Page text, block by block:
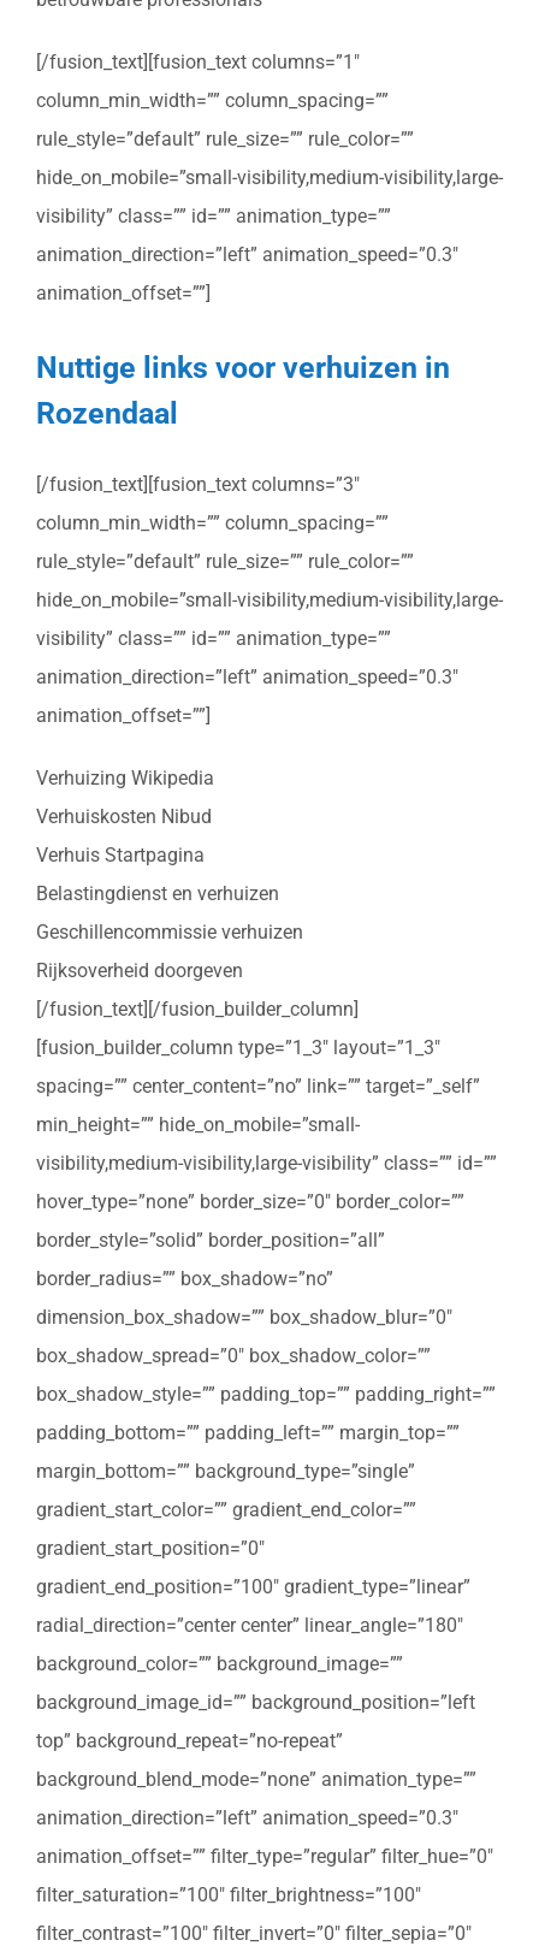
[/fusion_text][fusion_text columns=”1″
column_min_width=”” column_spacing=””
rule_style=”default” rule_size=”” rule_color=””
hide_on_mobile=”small-visibility,medium-visibility,large-
visibility” class=”” id=”” animation_type=””
animation_direction=”left” animation_speed=”0.3″
animation_offset=””]
Nuttige links voor verhuizen in
Rozendaal
[/fusion_text][fusion_text columns=”3″
column_min_width=”” column_spacing=””
rule_style=”default” rule_size=”” rule_color=””
hide_on_mobile=”small-visibility,medium-visibility,large-
visibility” class=”” id=”” animation_type=””
animation_direction=”left” animation_speed=”0.3″
animation_offset=””]
Verhuizing Wikipedia
Verhuiskosten Nibud
Verhuis Startpagina
Belastingdienst en verhuizen
Geschillencommissie verhuizen
Rijksoverheid doorgeven
[/fusion_text][/fusion_builder_column]
[fusion_builder_column type=”1_3″ layout=”1_3″
spacing=”” center_content=”no” link=”” target=”_self”
min_height=”” hide_on_mobile=”small-
visibility,medium-visibility,large-visibility” class=”” id=””
hover_type=”none” border_size=”0″ border_color=””
border_style=”solid” border_position=”all”
border_radius=”” box_shadow=”no”
dimension_box_shadow=”” box_shadow_blur=”0″
box_shadow_spread=”0″ box_shadow_color=””
box_shadow_style=”” padding_top=”” padding_right=””
padding_bottom=”” padding_left=”” margin_top=””
margin_bottom=”” background_type=”single”
gradient_start_color=”” gradient_end_color=””
gradient_start_position=”0″
gradient_end_position=”100″ gradient_type=”linear”
radial_direction=”center center” linear_angle=”180″
background_color=”” background_image=””
background_image_id=”” background_position=”left
top” background_repeat=”no-repeat”
background_blend_mode=”none” animation_type=””
animation_direction=”left” animation_speed=”0.3″
animation_offset=”” filter_type=”regular” filter_hue=”0″
filter_saturation=”100″ filter_brightness=”100″
filter_contrast=”100″ filter_invert=”0″ filter_sepia=”0″